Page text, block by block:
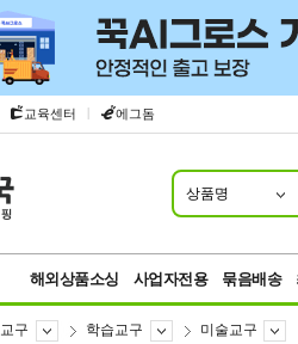
교육센터 | 에그돔
상품명
해외상품소싱 사업자전용 묶음배송
교구 학습교구 미술교구